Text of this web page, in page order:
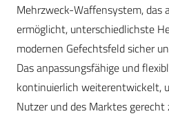
Mehrzweck-Waffensystem, das
ermöglicht, unterschiedlichste
modernen Gefechtsfeld sicher
Das anpassungsfähige und
kontinuierlich weiterentwickelt,
Nutzer und des Marktes gerecht